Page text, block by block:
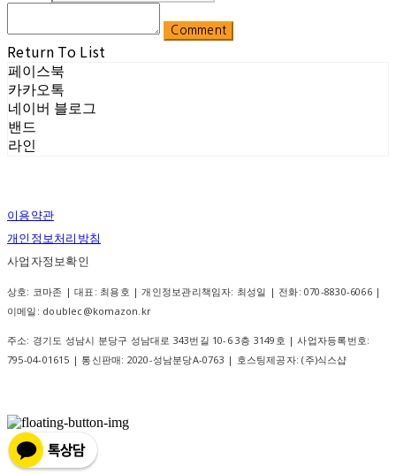
Comment
Return To List
페이스북
카카오톡
네이버 블로그
밴드
라인
이용약관
개인정보처리방침
사업자정보확인
상호: 코마존 | 대표: 최용호 | 개인정보관리책임자: 최성일 | 전화: 070-8830-6066 |
이메일: doublec@komazon.kr
주소: 경기도 성남시 분당구 성남대로 343번길 10-6 3층 3149호 | 사업자등록번호:
795-04-01615 | 통신판매: 2020-성남분당A-0763 | 호스팅제공자: (주)식스샵